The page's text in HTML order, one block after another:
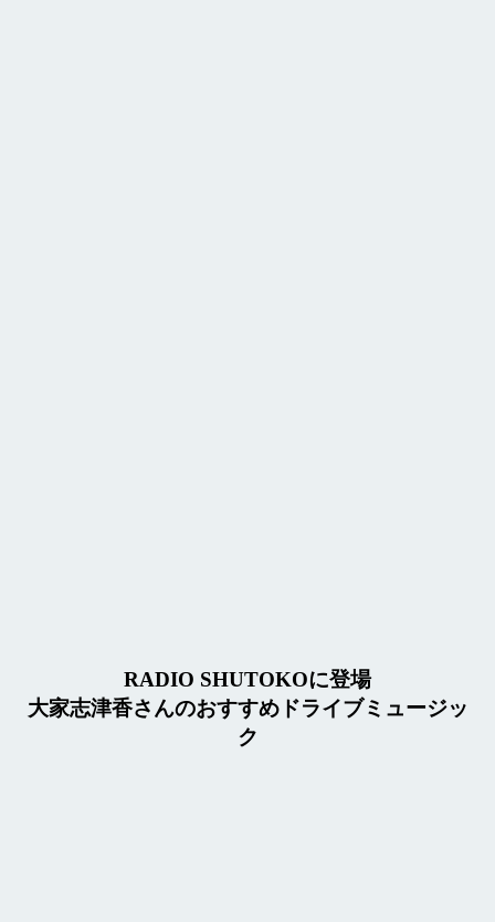
RADIO SHUTOKOに登場
大家志津香さんのおすすめドライブミュージッ
ク